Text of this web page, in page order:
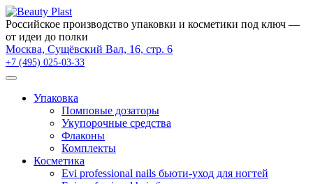
Российское производство упаковки и косметики под ключ —
от идеи до полки
Москва, Сущёвский Вал, 16, стр. 6
+7 (495) 025-03-33
Упаковка
Помповые дозаторы
Укупорочные средства
Флаконы
Комплекты
Косметика
Evi professional nails бьюти-уход для ногтей
×